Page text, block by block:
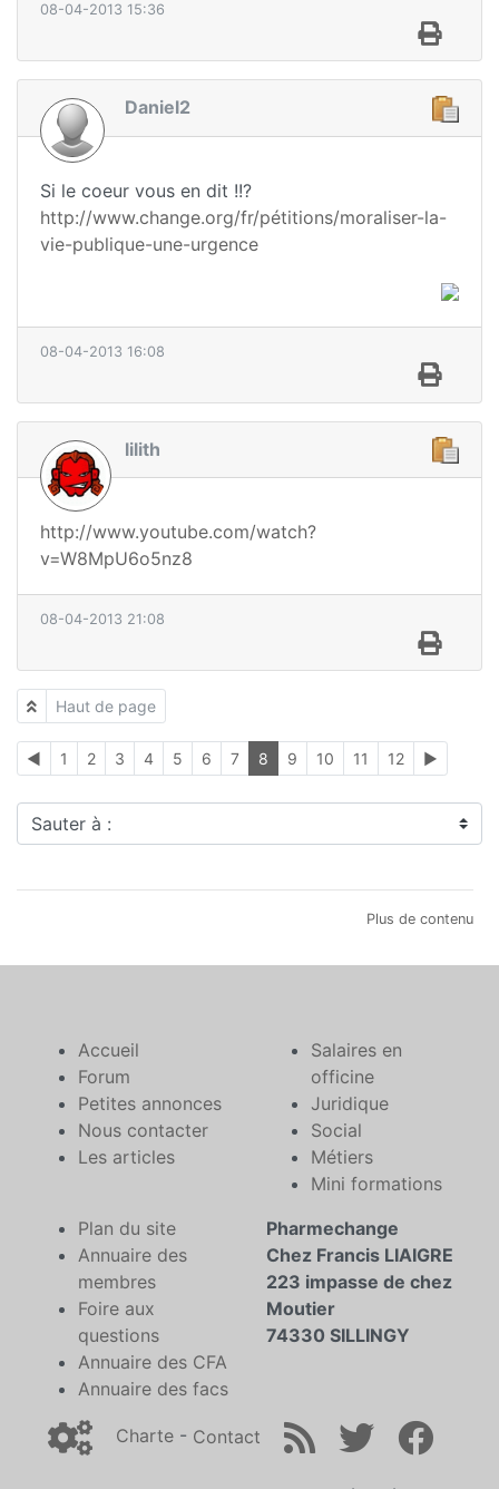
08-04-2013 15:36
Daniel2
Si le coeur vous en dit !!?
http://www.change.org/fr/pétitions/moraliser-la-
vie-publique-une-urgence
08-04-2013 16:08
lilith
http://www.youtube.com/watch?
v=W8MpU6o5nz8
08-04-2013 21:08
Haut de page
◄ 1 2 3 4 5 6 7 8 9 10 11 12 ►
Sauter à :
Plus de contenu
Accueil
Forum
Petites annonces
Nous contacter
Les articles
Salaires en
officine
Juridique
Social
Métiers
Mini formations
Plan du site
Annuaire des
membres
Foire aux
questions
Annuaire des CFA
Annuaire des facs
Pharmechange
Chez Francis LIAIGRE
223 impasse de chez
Moutier
74330 SILLINGY
Charte - Contact